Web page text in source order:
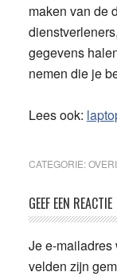
maken van de
gegevens
nemen die je
Lees ook:
CATEGORIE:
Lees
Interacties
GEEF EEN REACTIE
Je e-mailadres
velden zijn